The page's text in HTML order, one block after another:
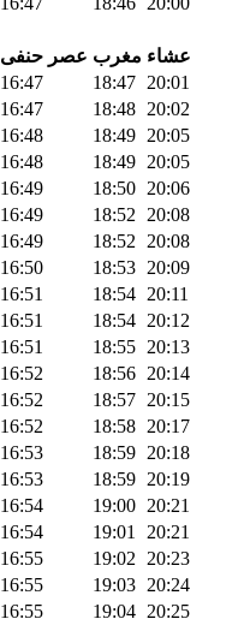
عصر حنفی مغرب عشاء
16:47 18:47 20:01
16:47 18:48 20:02
16:48 18:49 20:05
16:48 18:49 20:05
16:49 18:50 20:06
16:49 18:52
20:08
16:49 18:52
20:08
16:50 18:53 20:09
16:51 18:54 20:11
16:51 18:54 20:12
16:51 18:55 20:13
16:52 18:56 20:14
16:52 18:57 20:15
16:52 18:58 20:17
16:53 18:59 20:18
16:53 18:59 20:19
16:54 19:00 20:21
16:54 19:01
20:21
16:55 19:02
20:23
16:55 19:03 20:24
16:55 19:04 20:25